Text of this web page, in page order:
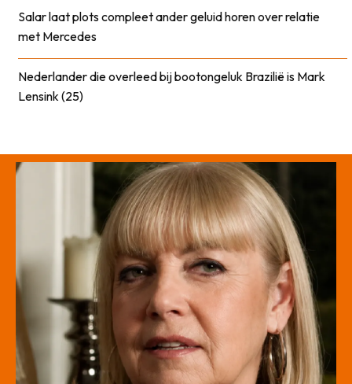
Salar laat plots compleet ander geluid horen over relatie
met Mercedes
Nederlander die overleed bij bootongeluk Brazilië is Mark
Lensink (25)